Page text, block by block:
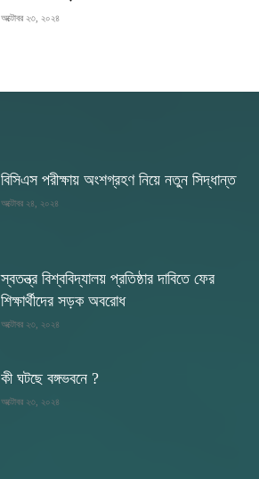
অক্টোবর ২৩, ২০২৪
বিসিএস পরীক্ষায় অংশগ্রহণ নিয়ে নতুন সিদ্ধান্ত
অক্টোবর ২৪, ২০২৪
স্বতন্ত্র বিশ্ববিদ্যালয় প্রতিষ্ঠার দাবিতে ফের
শিক্ষার্থীদের সড়ক অবরোধ
অক্টোবর ২৩, ২০২৪
কী ঘটছে বঙ্গভবনে ?
অক্টোবর ২৩, ২০২৪